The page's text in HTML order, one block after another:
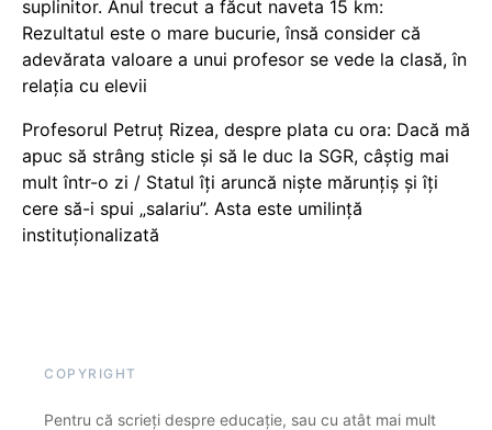
suplinitor. Anul trecut a făcut naveta 15 km:
Rezultatul este o mare bucurie, însă consider că
adevărata valoare a unui profesor se vede la clasă, în
relația cu elevii
Profesorul Petruț Rizea, despre plata cu ora: Dacă mă
apuc să strâng sticle și să le duc la SGR, câștig mai
mult într-o zi / Statul îți aruncă niște mărunțiș și îți
cere să-i spui „salariu”. Asta este umilință
instituționalizată
COPYRIGHT
Pentru că scrieți despre educație, sau cu atât mai mult